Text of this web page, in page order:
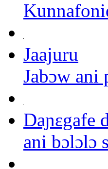
Jaajuru
Jabɔw ani
Daɲɛgafe
ani bɔlɔlɔ